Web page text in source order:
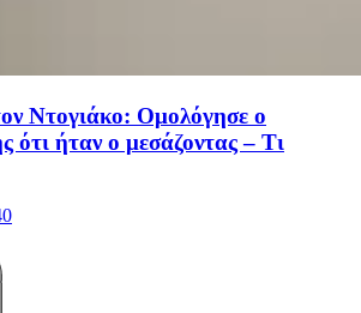
Ντογιάκο: Ομολόγησε ο
ότι ήταν ο μεσάζοντας – Τι